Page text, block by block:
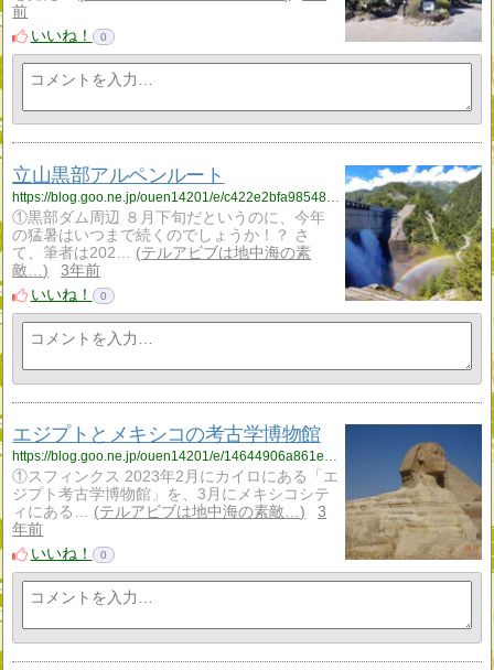
前
いいね！
0
立山黒部アルペンルート
https://blog.goo.ne.jp/ouen14201/e/c422e2bfa98548615b8023cecc39f5d5?fm=rss
①黒部ダム周辺 ８月下旬だというのに、今年
の猛暑はいつまで続くのでしょうか！？ さ
て、筆者は202…
テルアビブは地中海の素
敵…
3年前
いいね！
0
エジプトとメキシコの考古学博物館
https://blog.goo.ne.jp/ouen14201/e/14644906a861e0ecd10538975a893674?fm=rss
①スフィンクス 2023年2月にカイロにある「エ
ジプト考古学博物館」を、3月にメキシコシテ
ィにある…
テルアビブは地中海の素敵…
3
年前
いいね！
0